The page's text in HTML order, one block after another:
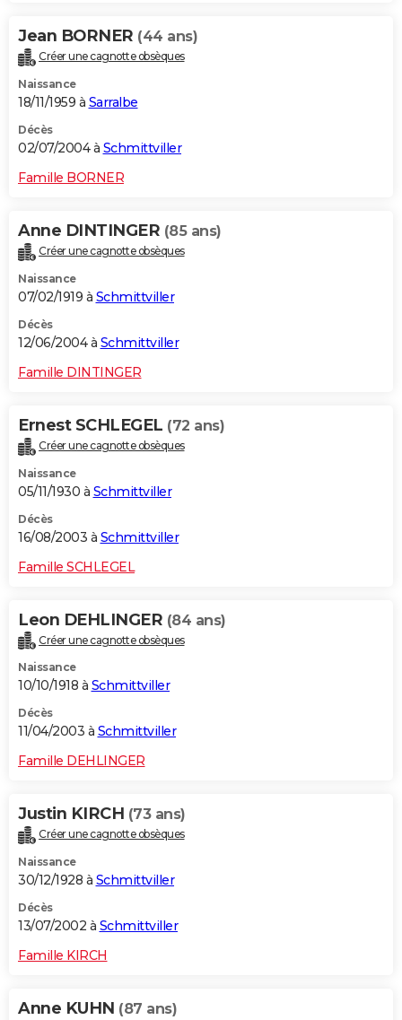
Jean BORNER (44 ans)
Créer une cagnotte obsèques
Naissance
18/11/1959 à Sarralbe
Décès
02/07/2004 à Schmittviller
Famille BORNER
Anne DINTINGER (85 ans)
Créer une cagnotte obsèques
Naissance
07/02/1919 à Schmittviller
Décès
12/06/2004 à Schmittviller
Famille DINTINGER
Ernest SCHLEGEL (72 ans)
Créer une cagnotte obsèques
Naissance
05/11/1930 à Schmittviller
Décès
16/08/2003 à Schmittviller
Famille SCHLEGEL
Leon DEHLINGER (84 ans)
Créer une cagnotte obsèques
Naissance
10/10/1918 à Schmittviller
Décès
11/04/2003 à Schmittviller
Famille DEHLINGER
Justin KIRCH (73 ans)
Créer une cagnotte obsèques
Naissance
30/12/1928 à Schmittviller
Décès
13/07/2002 à Schmittviller
Famille KIRCH
Anne KUHN (87 ans)